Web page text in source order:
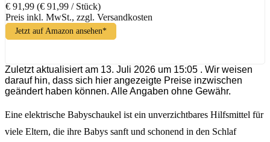
€ 91,99 (€ 91,99 / Stück)
Preis inkl. MwSt., zzgl. Versandkosten
Jetzt auf Amazon ansehen*
Zuletzt aktualisiert am 13. Juli 2026 um 15:05 . Wir weisen
darauf hin, dass sich hier angezeigte Preise inzwischen
geändert haben können. Alle Angaben ohne Gewähr.
Eine elektrische Babyschaukel ist ein unverzichtbares Hilfsmittel für
viele Eltern, die ihre Babys sanft und schonend in den Schlaf